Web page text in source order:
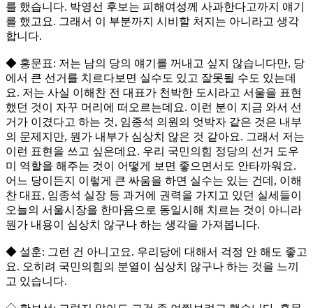
를 했습니다. 박영선 후보는 피해여성께 사과한다고까지 얘기
를 했고요. 그래서 이 부분까지 시비할 처지는 아니라고 생각
합니다.
◆ 홍문표: 저는 남의 당의 얘기를 꺼내고 싶지 않습니다만, 당
에서 큰 선거를 치르다보면 실수도 있고 잘못될 수도 있는데
요. 저는 사실 이해찬 전 대표가 천박한 도시라고 서울을 표현
했던 것이 자꾸 머리에 떠오르는데요. 이런 분이 지금 와서 선
거가 이겼다고 하는 것, 임종석 의원의 엇박자 같은 것은 내부
의 문제지만, 뭔가 내부가 심상치 않은 것 같아요. 그래서 저는
이런 표현을 쓰고 싶은데요. 우리 국민의힘 정당의 선거 도우
미 역할을 해주는 것이 어떻게 보면 좋으면서도 안타까워요.
어느 당이든지 이렇게 큰 싸움을 하면 실수는 있는 건데, 이해
찬 대표, 임종석 실장 등 과거에 권력을 가지고 있던 실세들이
오늘의 서울시장을 한마음으로 동일시해 치르는 것이 아니라
뭔가 내용이 심상치 않구나 하는 생각을 가져봅니다.
◆ 설훈: 그런 건 아니고요. 우리당에 대해서 걱정 안 해도 좋고
요. 오히려 국민의힘의 분열이 심상치 않구나 하는 것을 느끼
고 있습니다.